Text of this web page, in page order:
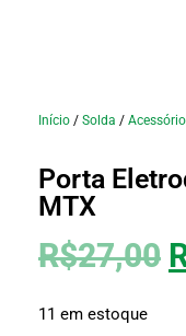
Início / Solda /
Porta
MTX
R$27,00
11 em estoque